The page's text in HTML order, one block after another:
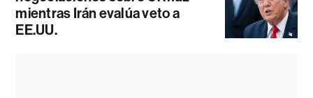
mientras Irán evalúa veto a
EE.UU.